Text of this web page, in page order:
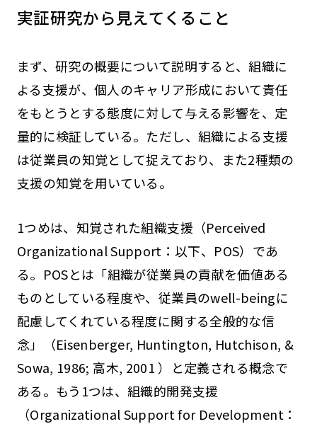
実証研究から見えてくること
まず、研究の概要について説明すると、組織に
よる支援が、個人のキャリア形成において責任
をもとうとする態度に対して与える影響を、定
量的に検証している。ただし、組織による支援
は従業員の知覚として捉えており、また2種類の
支援の知覚を用いている。
1つめは、知覚された組織支援（Perceived
Organizational Support：以下、POS）であ
る。POSとは「組織が従業員の貢献を価値ある
ものとしている程度や、従業員のwell-beingに
配慮してくれている程度に関する全般的な信
念」（Eisenberger, Huntington, Hutchison, &
Sowa, 1986; 高木, 2001 ）と定義される概念で
ある。もう1つは、組織的開発支援
（Organizational Support for Development：